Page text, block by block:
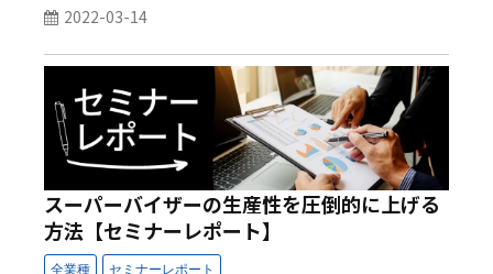
2022-03-14
スーパーバイザーの生産性を圧倒的に上げる
方法【セミナーレポート】